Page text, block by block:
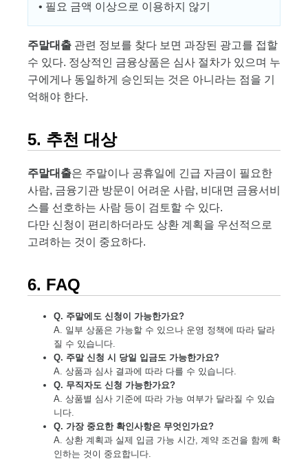
• 필요 금액 이상으로 이용하지 않기
주말대출 관련 정보를 찾다 보면 과장된 광고를 접할
수 있다. 정상적인 금융상품은 심사 절차가 있으며 누
구에게나 동일하게 승인되는 것은 아니라는 점을 기
억해야 한다.
5. 추천 대상
주말대출은 주말이나 공휴일에 긴급 자금이 필요한
사람, 금융기관 방문이 어려운 사람, 비대면 금융서비
스를 선호하는 사람 등이 검토할 수 있다.
다만 신청이 편리하더라도 상환 계획을 우선적으로
고려하는 것이 중요하다.
6. FAQ
Q. 주말에도 신청이 가능한가요?
A. 일부 상품은 가능할 수 있으나 운영 정책에 따라 달라
질 수 있습니다.
Q. 주말 신청 시 당일 입금도 가능한가요?
A. 상품과 심사 결과에 따라 다를 수 있습니다.
Q. 무직자도 신청 가능한가요?
A. 상품별 심사 기준에 따라 가능 여부가 달라질 수 있습
니다.
Q. 가장 중요한 확인사항은 무엇인가요?
A. 상환 계획과 실제 입금 가능 시간, 계약 조건을 함께 확
인하는 것이 중요합니다.